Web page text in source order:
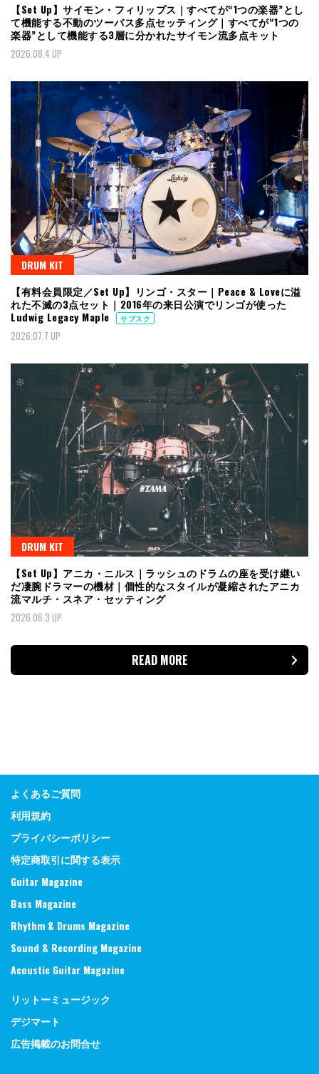
【Set Up】サイモン・フィリップス｜すべてが“1つの楽器”とし
て機能する不動のツーバス多点セッティング｜すべてが“1つの
楽器”として機能する3層に分かれたサイモン流多点キット
2026.08.4 UP
DRUM KIT
【有料会員限定／Set Up】リンゴ・スター｜Peace & Loveに溢
れた不滅の3点セット｜2016年の来日公演でリンゴが使った
Ludwig Legacy Maple
サブスク
2026.07.7 UP
DRUM KIT
【Set Up】アニカ・ニルス｜ラッシュのドラムの座を受け継い
だ凄腕ドラマーの機材｜個性的なスタイルが凝縮されたアニカ
流マルチ・スネア・セッティング
2026.06.3 UP
READ MORE
よくあるご質問
利用規約
プライバシーポリシー
特定商取引に関する表示
Guitar Magazine
Bass Magazine
Rhythm & Drums Magazine
Sound & Recording Magazine
Acoustic Guitar Magazine
リットーミュージック
デジマート
広告掲載のお問合せ